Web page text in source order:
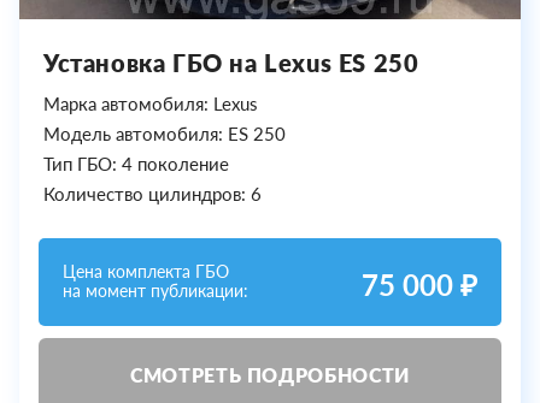
Установка ГБО на Lexus ES 250
Марка автомобиля: Lexus
Модель автомобиля: ES 250
Тип ГБО: 4 поколение
Количество цилиндров: 6
Цена комплекта ГБО
на момент публикации:
75 000 ₽
СМОТРЕТЬ ПОДРОБНОСТИ